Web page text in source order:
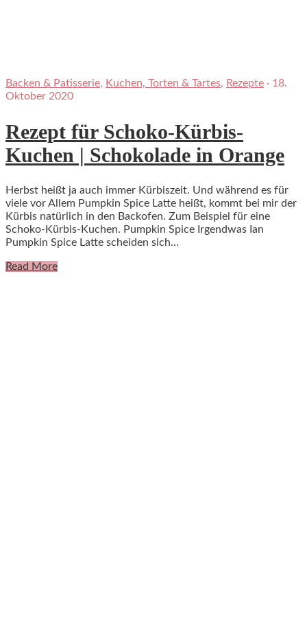
Backen & Patisserie, Kuchen, Torten & Tartes, Rezepte · 18.
Oktober 2020
Rezept für Schoko-Kürbis-
Kuchen | Schokolade in Orange
Herbst heißt ja auch immer Kürbiszeit. Und während es für
viele vor Allem Pumpkin Spice Latte heißt, kommt bei mir der
Kürbis natürlich in den Backofen. Zum Beispiel für eine
Schoko-Kürbis-Kuchen. Pumpkin Spice Irgendwas Ian
Pumpkin Spice Latte scheiden sich…
Read More